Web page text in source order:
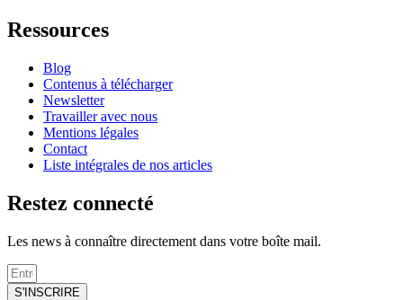
Ressources
Blog
Contenus à télécharger
Newsletter
Travailler avec nous
Mentions légales
Contact
Liste intégrales de nos articles
Restez connecté
Les news à connaître directement dans votre boîte mail.
S'INSCRIRE